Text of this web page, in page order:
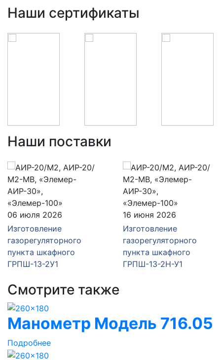
Наши сертификаты
Наши поставки
06 июля 2026
Изготовление
газорегуляторного
пункта шкафного
ГРПШ-13-2У1
16 июня 2026
Изготовление
газорегуляторного
пункта шкафного
ГРПШ-13-2Н-У1
Смотрите также
Манометр Модель 716.05
Подробнее